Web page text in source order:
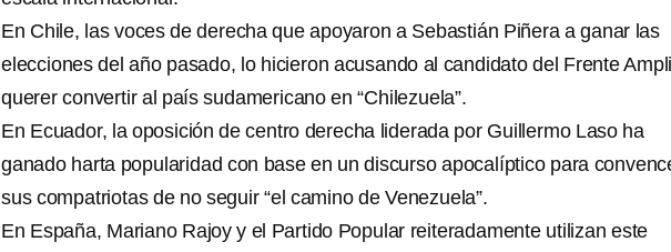
En Chile, las voces de derecha que apoyaron a Sebastián Piñera a ganar las
elecciones del año pasado, lo hicieron acusando al candidato del Frente
querer convertir al país sudamericano en “Chilezuela”.
En Ecuador, la oposición de centro derecha liderada por Guillermo Laso ha
ganado harta popularidad con base en un discurso apocalíptico para
sus compatriotas de no seguir “el camino de Venezuela”.
En España, Mariano Rajoy y el Partido Popular reiteradamente utilizan este